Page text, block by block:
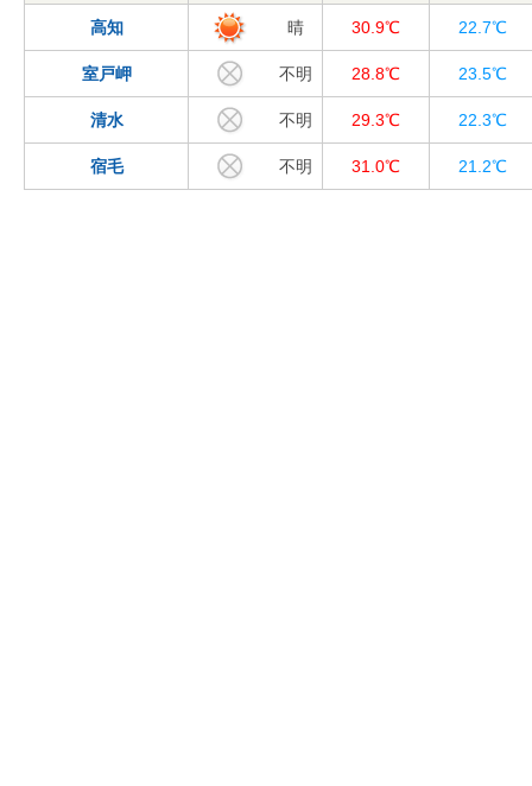
高知 晴 30.9℃ 22.7℃
室戸岬 不明 28.8℃ 23.5℃
清水 不明 29.3℃ 22.3℃
宿毛 不明 31.0℃ 21.2℃